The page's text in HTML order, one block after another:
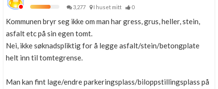
3,277
I huset mitt 0
Kommunen bryr seg ikke om man har gress, grus, heller, stein,
asfalt etc på sin egen tomt.
Nei, ikke søknadspliktig for å legge asfalt/stein/betongplate
helt inn til tomtegrense.
Man kan fint lage/endre parkeringsplass/biloppstillingsplass på